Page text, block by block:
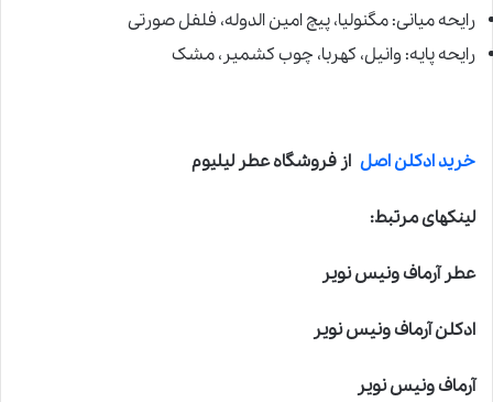
رایحه میانی: مگنولیا، پیچ امین الدوله، فلفل صورتی
رایحه پایه: وانیل، کهربا، چوب کشمیر، مشک
خرید ادکلن اصل از فروشگاه عطر لیلیوم
لینکهای مرتبط:
عطر آرماف ونیس نویر
ادکلن آرماف ونیس نویر
آرماف ونیس نویر